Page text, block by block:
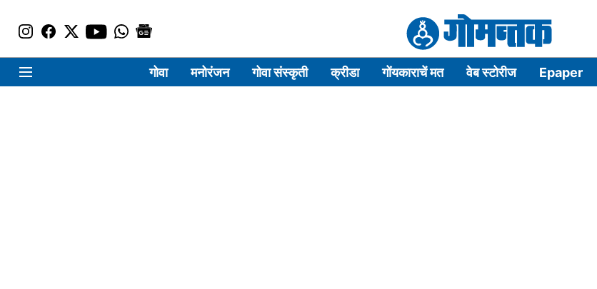
गोवा मनोरंजन गोवा संस्कृती क्रीडा गोंयकाराचें मत वेब स्टोरीज Epaper